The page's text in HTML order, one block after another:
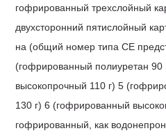
гофрированный трехслойный
двухсторонний пятислойный
на (общий номер типа CE
(гофрированный полиуретан
высокопрочный 110 г) 5
130 г) 6 (гофрированный
гофрированный, как